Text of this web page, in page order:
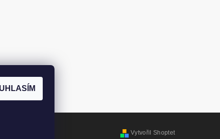
Vytvořil Shoptet